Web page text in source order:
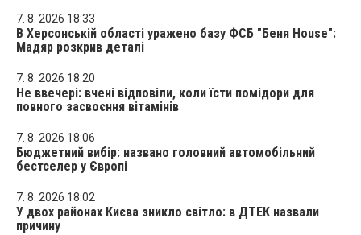
7. 8. 2026 18:33
В Херсонській області уражено базу ФСБ "Беня House":
Мадяр розкрив деталі
7. 8. 2026 18:20
Не ввечері: вчені відповіли, коли їсти помідори для
повного засвоєння вітамінів
7. 8. 2026 18:06
Бюджетний вибір: названо головний автомобільний
бестселер у Європі
7. 8. 2026 18:02
У двох районах Києва зникло світло: в ДТЕК назвали
причину